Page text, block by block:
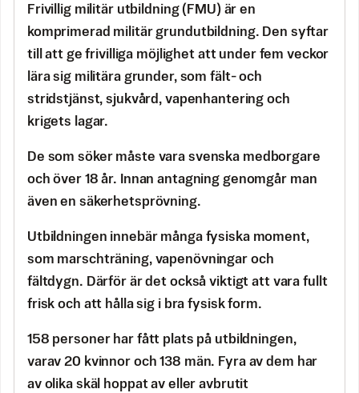
Frivillig militär utbildning (FMU) är en
komprimerad militär grundutbildning. Den syftar
till att ge frivilliga möjlighet att under fem veckor
lära sig militära grunder, som fält- och
stridstjänst, sjukvård, vapenhantering och
krigets lagar.
De som söker måste vara svenska medborgare
och över 18 år. Innan antagning genomgår man
även en säkerhetsprövning.
Utbildningen innebär många fysiska moment,
som marschträning, vapenövningar och
fältdygn. Därför är det också viktigt att vara fullt
frisk och att hålla sig i bra fysisk form.
158 personer har fått plats på utbildningen,
varav 20 kvinnor och 138 män. Fyra av dem har
av olika skäl hoppat av eller avbrutit